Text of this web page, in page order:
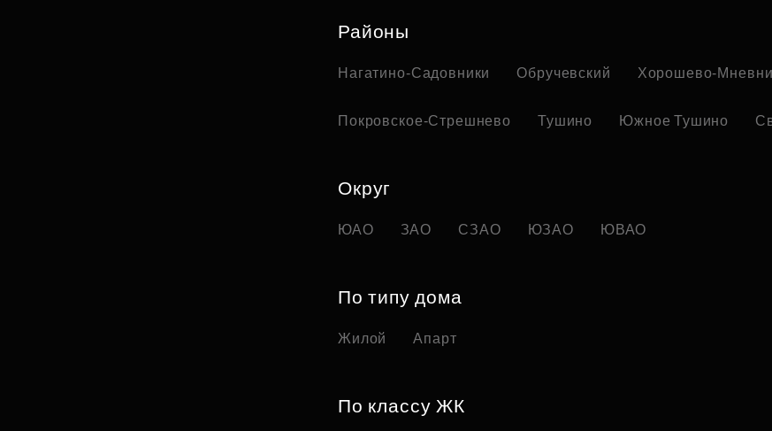
Районы
Нагатино-Садовники Обручевский Хорошево-
Покровское-Стрешнево Тушино Южное Тушино
Округ
ЮАО ЗАО СЗАО ЮЗАО ЮВАО
По типу дома
Жилой Апарт
По классу ЖК